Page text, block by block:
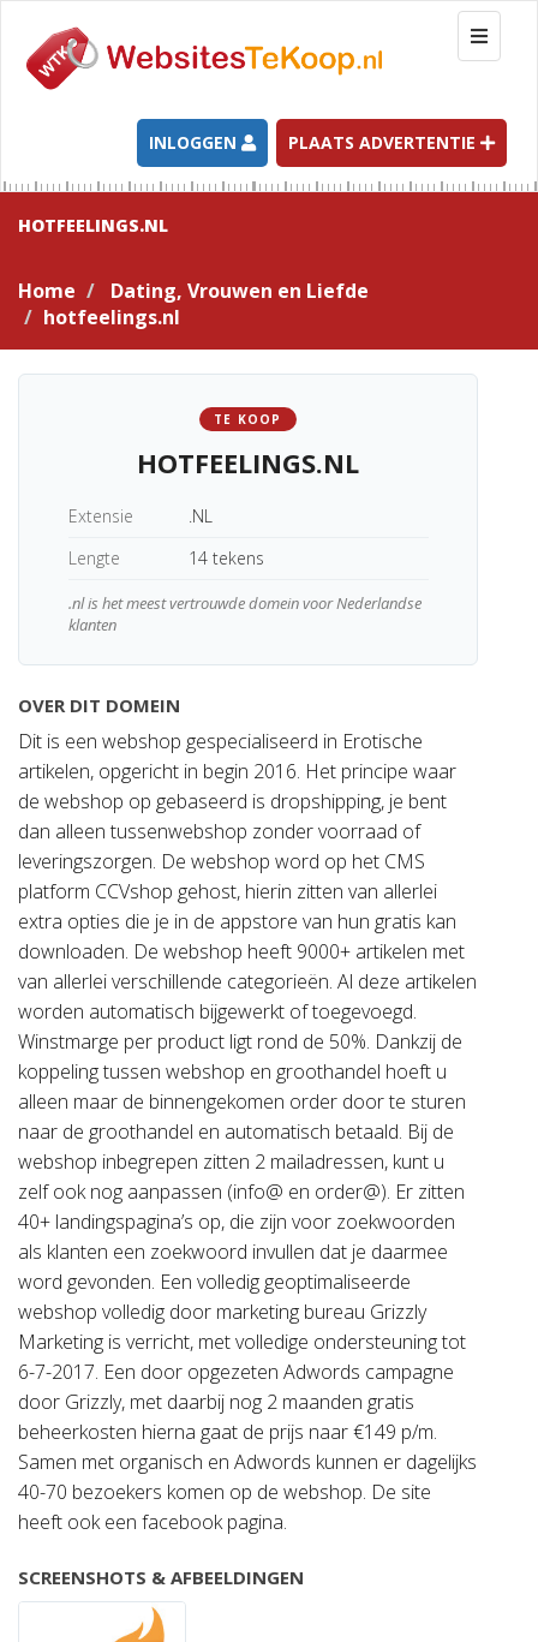
T
o
g
l
e
n
t
i
INLOGGEN PLAATS ADVERTENTIE
HOTFEELINGS.NL
Home
Dating, Vrouwen en Liefde
hotfeelings.nl
TE KOOP
HOTFEELINGS.NL
Extensie
.NL
Lengte
14 tekens
.nl is het meest vertrouwde domein voor Nederlandse
klanten
OVER DIT DOMEIN
Dit is een webshop gespecialiseerd in Erotische
artikelen, opgericht in begin 2016. Het principe waar
de webshop op gebaseerd is dropshipping, je bent
dan alleen tussenwebshop zonder voorraad of
leveringszorgen. De webshop word op het CMS
platform CCVshop gehost, hierin zitten van allerlei
extra opties die je in de appstore van hun gratis kan
downloaden. De webshop heeft 9000+ artikelen met
van allerlei verschillende categorieën. Al deze artikelen
worden automatisch bijgewerkt of toegevoegd.
Winstmarge per product ligt rond de 50%. Dankzij de
koppeling tussen webshop en groothandel hoeft u
alleen maar de binnengekomen order door te sturen
naar de groothandel en automatisch betaald. Bij de
webshop inbegrepen zitten 2 mailadressen, kunt u
zelf ook nog aanpassen (info@ en order@). Er zitten
40+ landingspagina’s op, die zijn voor zoekwoorden
als klanten een zoekwoord invullen dat je daarmee
word gevonden. Een volledig geoptimaliseerde
webshop volledig door marketing bureau Grizzly
Marketing is verricht, met volledige ondersteuning tot
6-7-2017. Een door opgezeten Adwords campagne
door Grizzly, met daarbij nog 2 maanden gratis
beheerkosten hierna gaat de prijs naar €149 p/m.
Samen met organisch en Adwords kunnen er dagelijks
40-70 bezoekers komen op de webshop. De site
heeft ook een facebook pagina.
SCREENSHOTS & AFBEELDINGEN